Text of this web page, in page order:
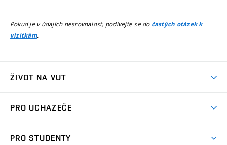
Pokud je v údajích nesrovnalost, podívejte se do častých otázek k
vizitkám.
ŽIVOT NA VUT
Koleje
PRO UCHAZEČE
PRO STUDENTY